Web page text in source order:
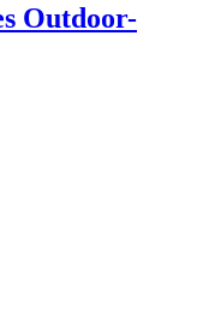
Outdoor-